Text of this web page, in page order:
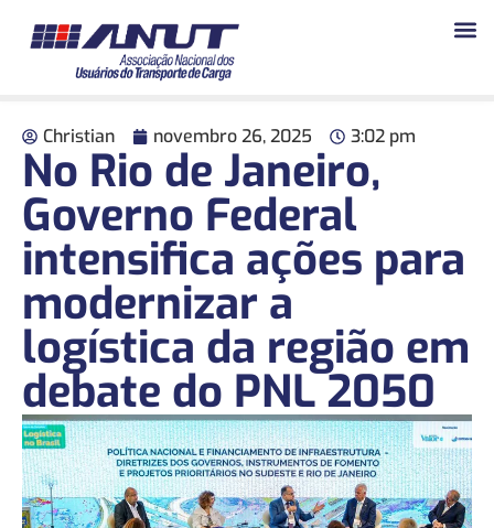
Christian novembro 26, 2025 3:02 pm
No Rio de Janeiro,
Governo Federal
intensifica ações para
modernizar a
logística da região em
debate do PNL 2050